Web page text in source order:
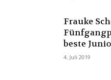
Frauke
beste
4. Juli 2019